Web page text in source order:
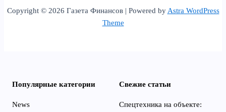
Copyright © 2026 Газета Финансов | Powered byAstra WordPress
Theme
Популярные категории
News
Свежие статьи
Спецтехника на объекте: